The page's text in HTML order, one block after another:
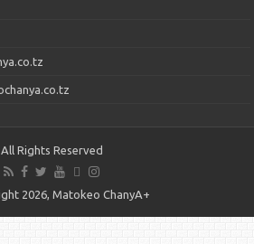
All Rights Reserved
2026, Matokeo ChanyA+